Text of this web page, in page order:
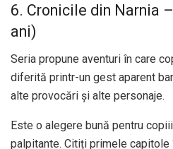
6. Cronicile din Narnia
ani)
Seria propune aventuri în care
diferită printr-un gest aparent
alte provocări și alte personaje.
Este o alegere bună pentru
palpitante. Citiți primele